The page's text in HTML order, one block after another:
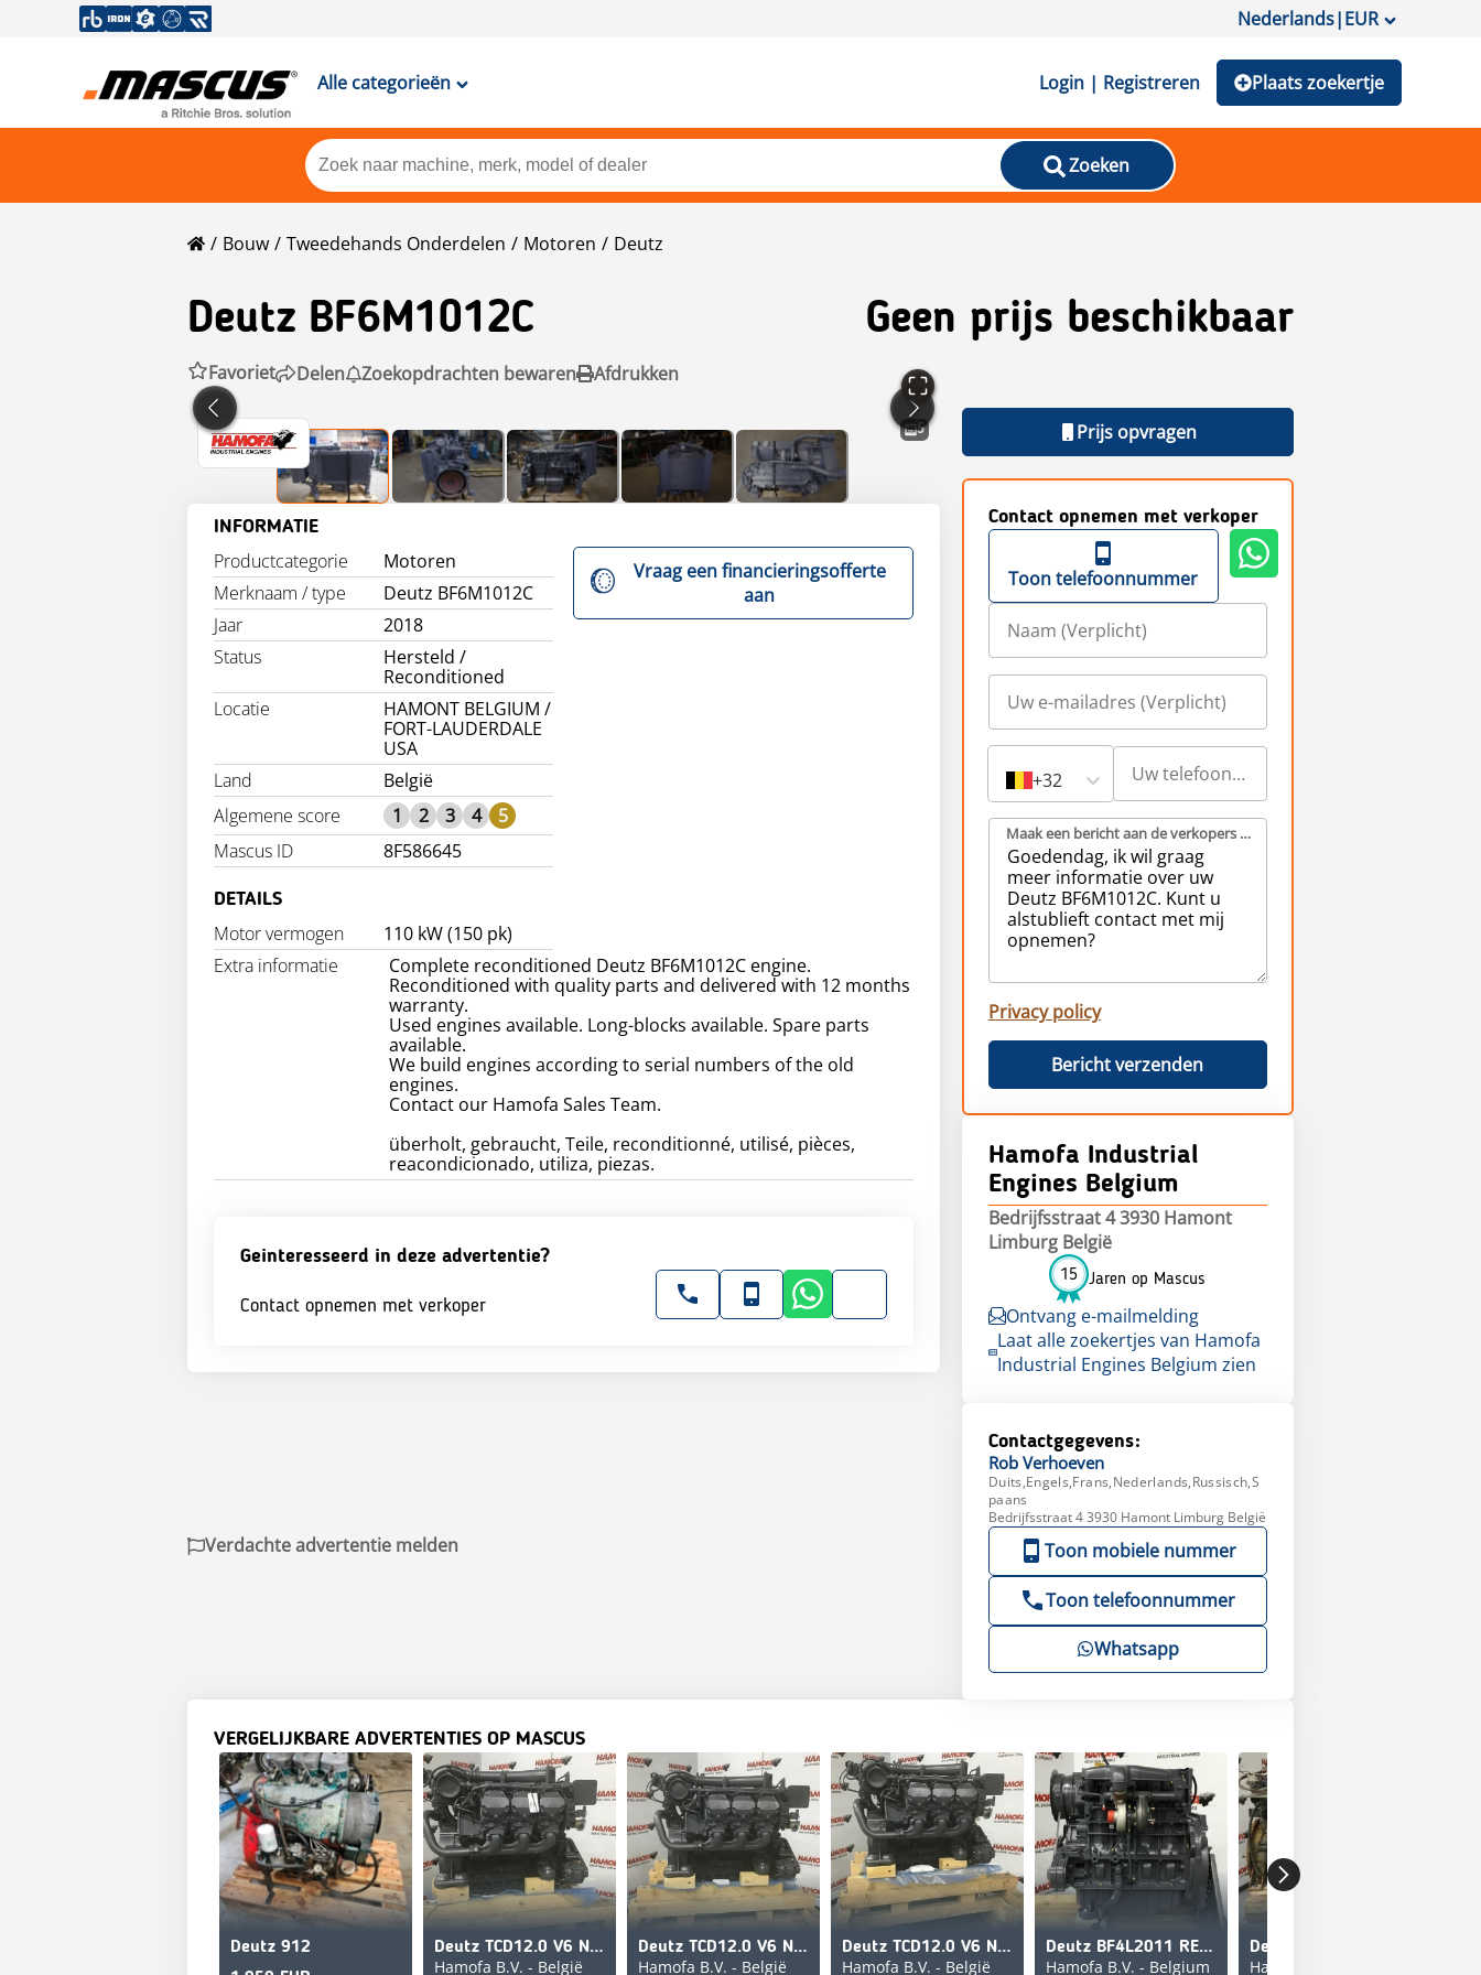
Nederlands|EUR
Alle categorieën Login | Registreren Plaats zoekertje
Zoeken
Bouw Tweedehands Onderdelen Motoren Deutz
Deutz BF6M1012C Geen prijs beschikbaar
Favoriet Delen Zoekopdrachten bewaren Afdrukken
5
INFORMATIE
Productcategorie
Motoren
Merknaam / type
Deutz BF6M1012C
Jaar
2018
Status
Hersteld /
Reconditioned
Locatie
HAMONT BELGIUM /
FORT-LAUDERDALE
USA
Land
België
Algemene score
1 2 3 4
5
Mascus ID
8F586645
Vraag een financieringsofferte
aan
DETAILS
Motor vermogen
110 kW (150 pk)
Extra informatie
Complete reconditioned Deutz BF6M1012C engine.
Reconditioned with quality parts and delivered with 12 months
warranty.
Used engines available. Long-blocks available. Spare parts
available.
We build engines according to serial numbers of the old
engines.
Contact our Hamofa Sales Team.
überholt, gebraucht, Teile, reconditionné, utilisé, pièces,
reacondicionado, utiliza, piezas.
Geinteresseerd in deze advertentie?
Contact opnemen met verkoper
Prijs opvragen
Contact opnemen met verkoper
Toon telefoonnummer
+32
Maak een bericht aan de verkopers (Verplicht)
Privacy policy
Bericht verzenden
Hamofa Industrial
Engines Belgium
Bedrijfsstraat 4 3930 Hamont
Limburg België
15 Jaren op Mascus
Ontvang e-mailmelding
Laat alle zoekertjes van Hamofa
Industrial Engines Belgium zien
Contactgegevens:
Rob Verhoeven
Duits,Engels,Frans,Nederlands,Russisch,S
paans
Bedrijfsstraat 4 3930 Hamont Limburg België
Toon mobiele nummer
Toon telefoonnummer
Whatsapp
Verdachte advertentie melden
VERGELIJKBARE ADVERTENTIES OP MASCUS
Deutz 912
Deutz TCD12.0 V6 NEW
Hamofa B.V. - België
Deutz TCD12.0 V6 NEW
Hamofa B.V. - België
Deutz TCD12.0 V6 NEW
Hamofa B.V. - België
Deutz BF4L2011 RECONDITIONED
Hamofa B.V. - Belgium Hamofa B.V. - België